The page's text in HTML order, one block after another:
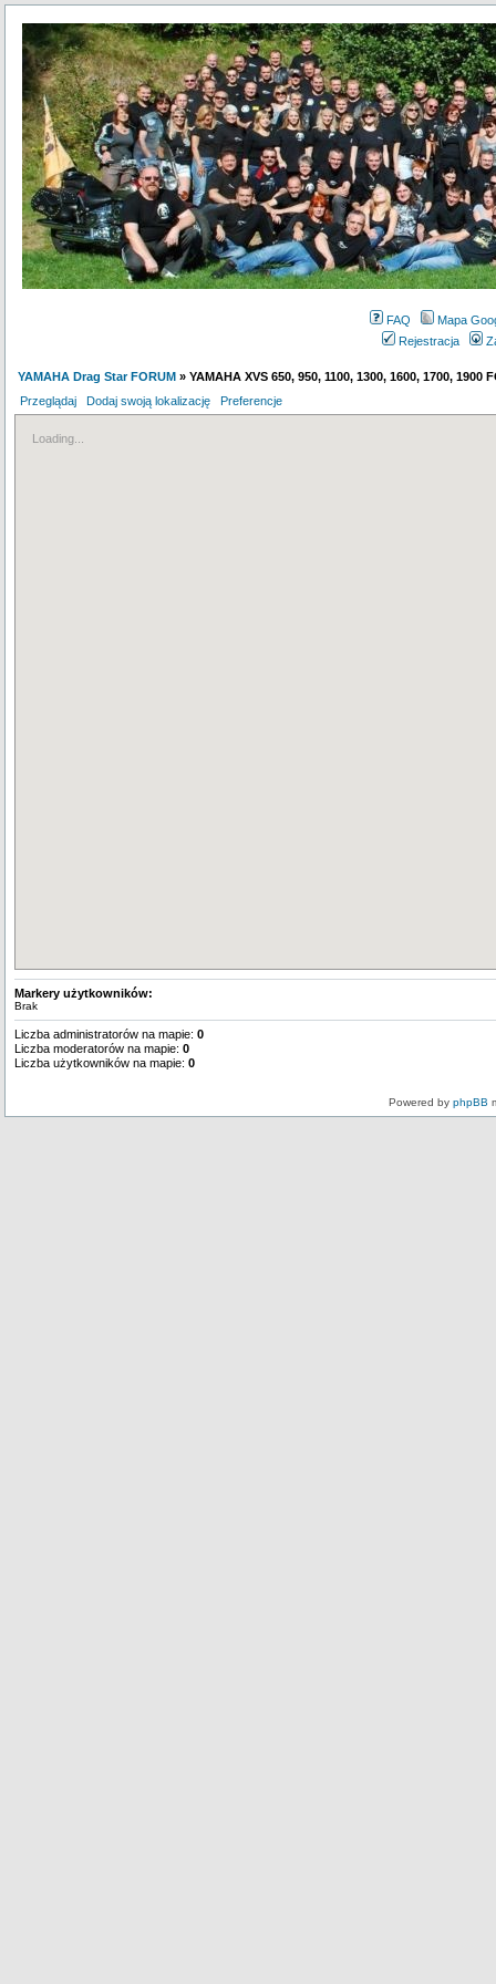
FAQ
Mapa
Rejestracja
YAMAHA Drag Star FORUM » YAMAHA XVS 650, 950, 1100, 1300, 1600, 1700, 1900
Przeglądaj
Dodaj swoją lokalizację Preferencje
Loading...
Markery użytkowników:
Brak
Liczba administratorów na mapie: 0
Liczba moderatorów na mapie: 0
Liczba użytkowników na mapie: 0
Powered by phpBB